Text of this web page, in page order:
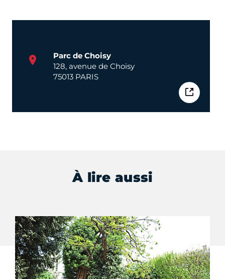
Parc de Choisy
128, avenue de Choisy
75013 PARIS
À lire aussi